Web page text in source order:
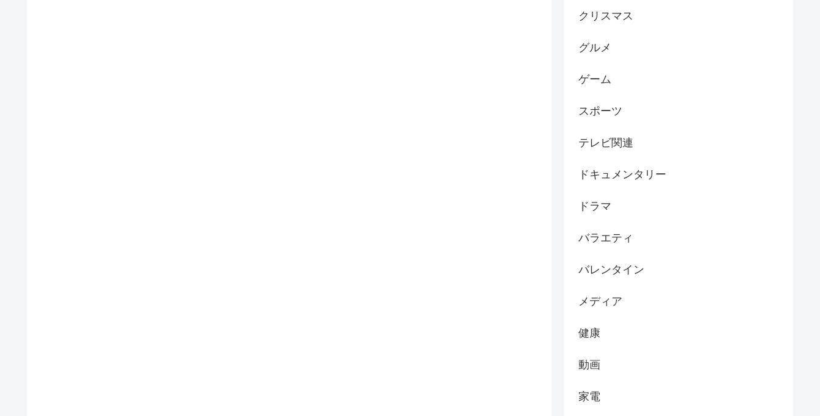
クリスマス
グルメ
ゲーム
スポーツ
テレビ関連
ドキュメンタリー
ドラマ
バラエティ
バレンタイン
メディア
健康
動画
家電